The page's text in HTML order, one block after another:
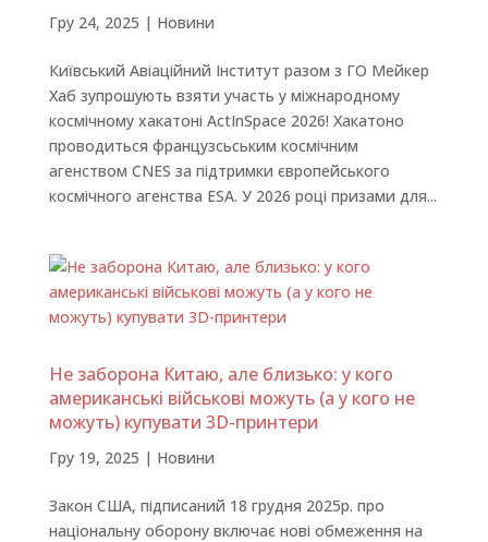
Гру 24, 2025 | Новини
Київський Авіаційний Інститут разом з ГО Мейкер
Хаб зупрошують взяти участь у міжнародному
космічному хакатоні ActInSpace 2026! Хакатоно
проводиться французсьським космічним
агенством CNES за підтримки європейського
космічного агенства ESA. У 2026 році призами для...
Не заборона Китаю, але близько: у кого
американські військові можуть (а у кого не
можуть) купувати 3D-принтери
Гру 19, 2025 | Новини
Закон США, підписаний 18 грудня 2025р. про
національну оборону включає нові обмеження на